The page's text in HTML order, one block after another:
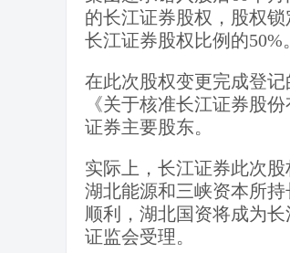
的长江证券股权，股权
长江证券股权比例的50%
在此次股权变更完成登
《关于核准长江证券股
证券主要股东。
实际上，长江证券此次
湖北能源和三峡资本所
顺利，湖北国资将成为
证监会受理。